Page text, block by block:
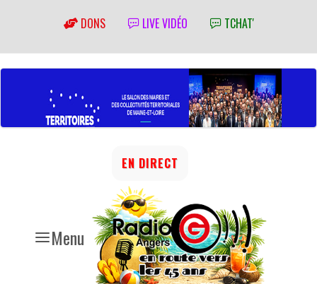
DONS LIVE VIDÉO TCHAT'
Menu
EN DIRECT